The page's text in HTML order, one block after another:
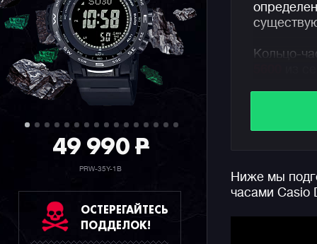
49 990P
PRW-35Y-1B
ОСТЕРЕГАЙТЕСЬ
ПОДДЕЛОК!
Кольцо-
во второй
Для
Ниже мы
часами Casio